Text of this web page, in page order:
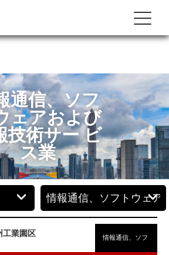
通信、ソフ
ェアおよび
技術サー ビ
ス業
工業園区 情報通信、ソフトウ